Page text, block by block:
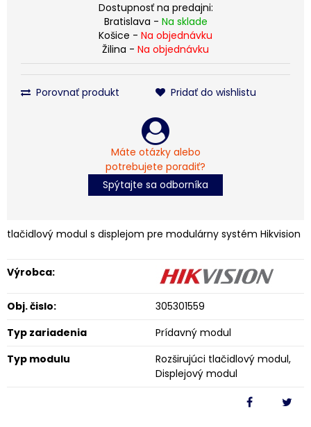
Dostupnosť na predajni:
Bratislava - Na sklade
Košice - Na objednávku
Žilina - Na objednávku
Porovnať produkt Pridať do wishlistu
Máte otázky alebo
potrebujete poradiť?
Spýtajte sa odborníka
tlačidlový modul s displejom pre modulárny systém Hikvision
Výrobca:
Obj. čislo:
305301559
Typ zariadenia
Prídavný modul
Typ modulu
Rozširujúci tlačidlový modul,
Displejový modul